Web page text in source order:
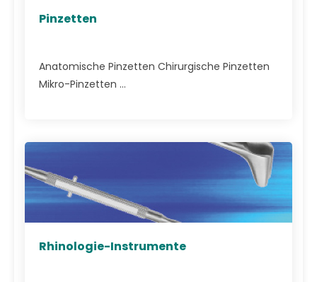
Pinzetten
Anatomische Pinzetten Chirurgische Pinzetten
Mikro-Pinzetten ...
Rhinologie-Instrumente